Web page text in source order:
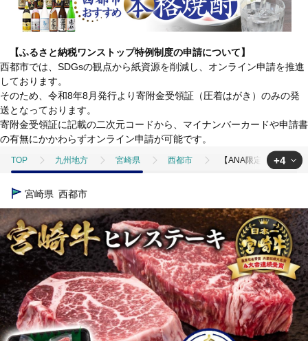
【ふるさと納税ワンストップ特例制度の申請について】
西都市では、SDGsの観点から紙資源を削減し、オンライン申請を推進
しております。
そのため、令和8年8月発行より寄附金受領証（圧着はがき）のみの発
送となっております。
寄附金受領証に記載の二次元コードから、マイナンバーカードや申請書
の有無にかかわらずオンライン申請が可能です。
TOP 九州地方 宮崎県 西都市 【ANA限定】宮崎牛
TOP
TOP 牛肉 【ANA限定】宮崎牛 ヒレステーキ2枚 計
TOP 肉 牛肉 ステーキ(牛肉) 【ANA限定】宮崎牛 ヒ
TOP 肉 牛肉 焼肉(牛肉) 【ANA限定】宮崎牛 ヒレ
+4
宮崎県 西都市